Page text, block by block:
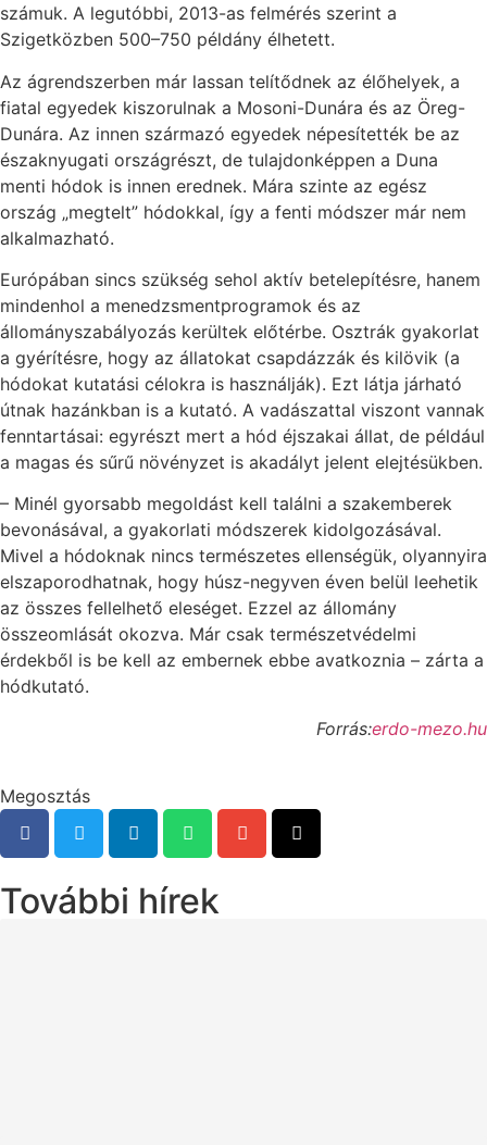
számuk. A legutóbbi, 2013-as felmérés szerint a
Szigetközben 500–750 példány élhetett.
Az ágrendszerben már lassan telítődnek az élőhelyek, a
fiatal egyedek kiszorulnak a Mosoni-Dunára és az Öreg-
Dunára. Az innen származó egyedek népesítették be az
északnyugati országrészt, de tulajdonképpen a Duna
menti hódok is innen erednek. Mára szinte az egész
ország „megtelt” hódokkal, így a fenti módszer már nem
alkalmazható.
Európában sincs szükség sehol aktív betelepítésre, hanem
mindenhol a menedzsmentprogramok és az
állományszabályozás kerültek előtérbe. Osztrák gyakorlat
a gyérítésre, hogy az állatokat csapdázzák és kilövik (a
hódokat kutatási célokra is használják). Ezt látja járható
útnak hazánkban is a kutató. A vadászattal viszont vannak
fenntartásai: egyrészt mert a hód éjszakai állat, de például
a magas és sűrű növényzet is akadályt jelent elejtésükben.
– Minél gyorsabb megoldást kell találni a szakemberek
bevonásával, a gyakorlati módszerek kidolgozásával.
Mivel a hódoknak nincs természetes ellenségük, olyannyira
elszaporodhatnak, hogy húsz-negyven éven belül leehetik
az összes fellelhető eleséget. Ezzel az állomány
összeomlását okozva. Már csak természetvédelmi
érdekből is be kell az embernek ebbe avatkoznia – zárta a
hódkutató.
Forrás:erdo-mezo.hu
Megosztás
További hírek